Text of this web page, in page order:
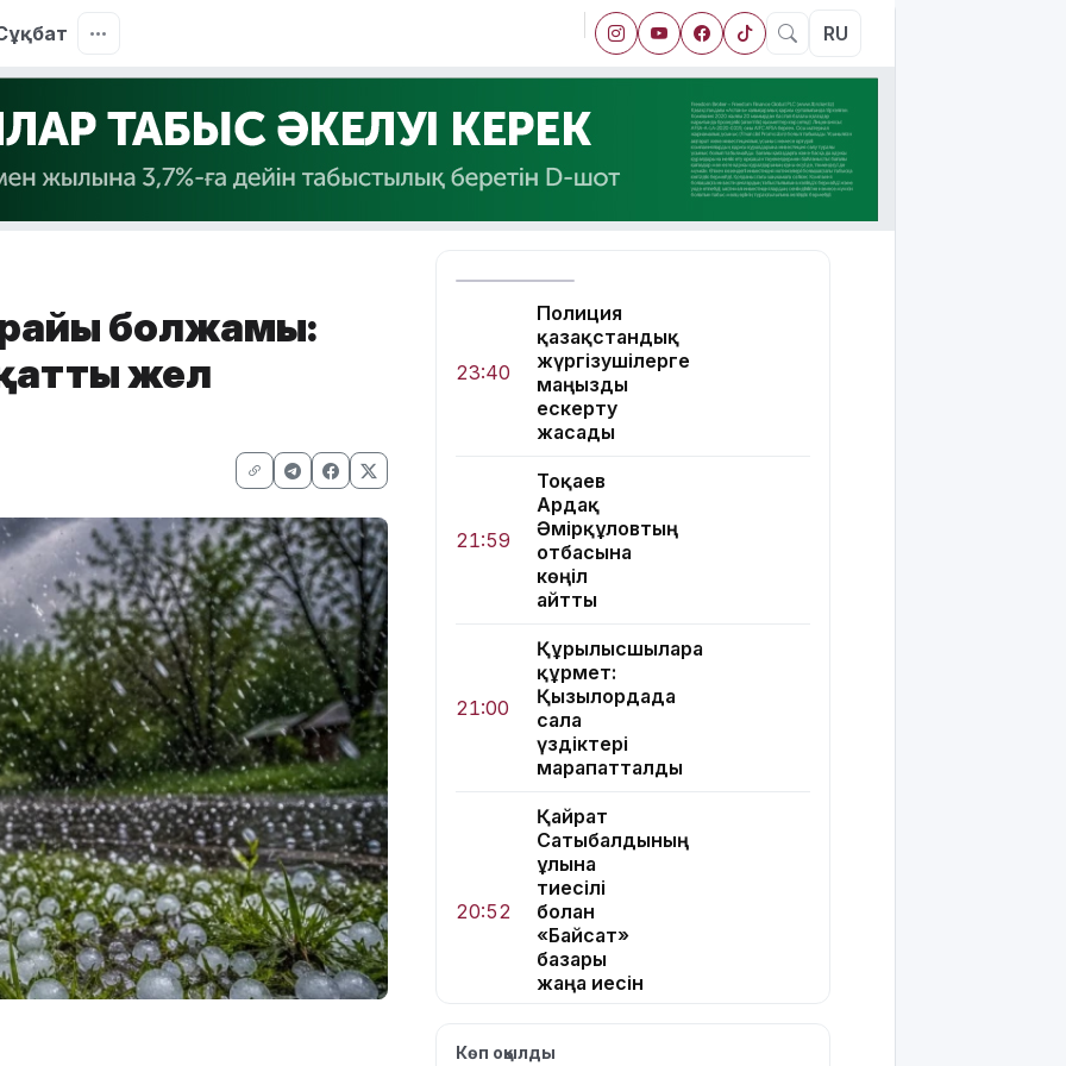
RU
райы болжамы:
жел
23:40
Полиция
қазақстандық
жүргізушілерге
маңызды
ескерту
жасады
21:59
Тоқаев
Ардақ
Әмірқұловтың
отбасына
көңіл
айтты
21:00
Құрылысшыларға
құрмет:
Қызылордада
сала
үздіктері
марапатталды
20:52
Қайрат
Сатыбалдының
ұлына
тиесілі
болған
«Байсат»
базары
жаңа иесін
Қарағандада
Көп оқылды